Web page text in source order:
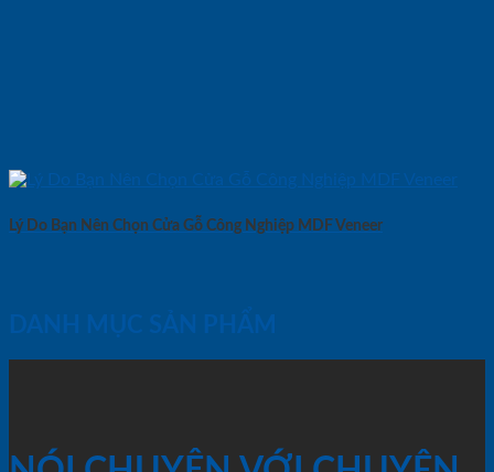
Lý Do Bạn Nên Chọn Cửa Gỗ Công Nghiệp MDF Veneer
DANH MỤC SẢN PHẨM